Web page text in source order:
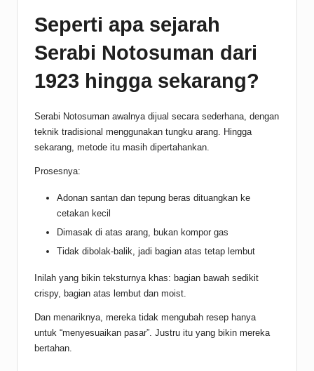
Seperti apa sejarah
Serabi Notosuman dari
1923 hingga sekarang?
Serabi Notosuman awalnya dijual secara sederhana, dengan
teknik tradisional menggunakan tungku arang. Hingga
sekarang, metode itu masih dipertahankan.
Prosesnya:
Adonan santan dan tepung beras dituangkan ke
cetakan kecil
Dimasak di atas arang, bukan kompor gas
Tidak dibolak-balik, jadi bagian atas tetap lembut
Inilah yang bikin teksturnya khas: bagian bawah sedikit
crispy, bagian atas lembut dan moist.
Dan menariknya, mereka tidak mengubah resep hanya
untuk “menyesuaikan pasar”. Justru itu yang bikin mereka
bertahan.